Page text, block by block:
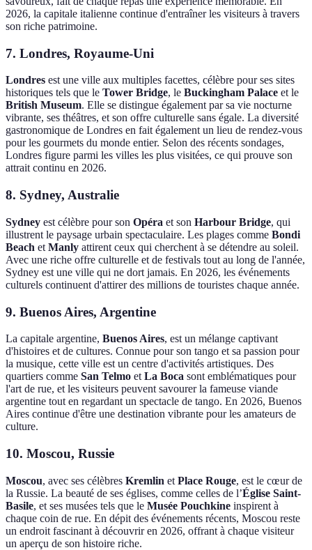
2026, la capitale italienne continue d'entraîner les visiteurs à travers
son riche patrimoine.
7. Londres, Royaume-Uni
Londres est une ville aux multiples facettes, célèbre pour ses sites
historiques tels que le Tower Bridge, le Buckingham Palace et le
British Museum. Elle se distingue également par sa vie nocturne
vibrante, ses théâtres, et son offre culturelle sans égale. La diversité
gastronomique de Londres en fait également un lieu de rendez-vous
pour les gourmets du monde entier. Selon des récents sondages,
Londres figure parmi les villes les plus visitées, ce qui prouve son
attrait continu en 2026.
8. Sydney, Australie
Sydney est célèbre pour son Opéra et son Harbour Bridge, qui
illustrent le paysage urbain spectaculaire. Les plages comme Bondi
Beach et Manly attirent ceux qui cherchent à se détendre au soleil.
Avec une riche offre culturelle et de festivals tout au long de l'année,
Sydney est une ville qui ne dort jamais. En 2026, les événements
culturels continuent d'attirer des millions de touristes chaque année.
9. Buenos Aires, Argentine
La capitale argentine, Buenos Aires, est un mélange captivant
d'histoires et de cultures. Connue pour son tango et sa passion pour
la musique, cette ville est un centre d'activités artistiques. Des
quartiers comme San Telmo et La Boca sont emblématiques pour
l'art de rue, et les visiteurs peuvent savourer la fameuse viande
argentine tout en regardant un spectacle de tango. En 2026, Buenos
Aires continue d'être une destination vibrante pour les amateurs de
culture.
10. Moscou, Russie
Moscou, avec ses célèbres Kremlin et Place Rouge, est le cœur de
la Russie. La beauté de ses églises, comme celles de l’Église Saint-
Basile, et ses musées tels que le Musée Pouchkine inspirent à
chaque coin de rue. En dépit des événements récents, Moscou reste
un endroit fascinant à découvrir en 2026, offrant à chaque visiteur
un aperçu de son histoire riche.